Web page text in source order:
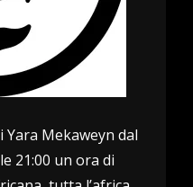
Mekaweyn dal
21:00 un ora di